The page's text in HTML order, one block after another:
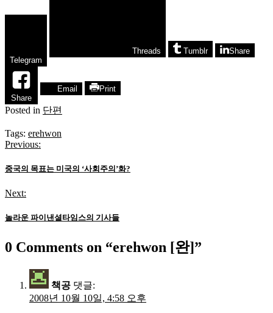
Telegram
Threads Tumblr Share
Share
Email Print
Posted in 단편
Tags: erehwon
글
탐
색
Previous:
중국의 목표는 미국의 ‘사회주의’화?
Next:
놀라운 파이낸셜타임스의 기사들
0 Comments on “erehwon [완]”
책공 댓글:
2008년 10월 10일, 4:58 오후